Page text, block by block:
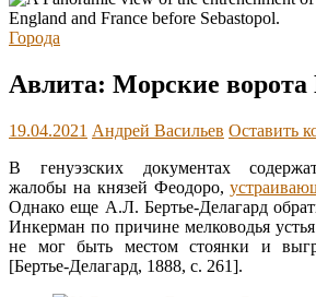
Города
Авлита: Морские ворота
19.04.2021 Андрей Васильев Оставить
В генуэзских документах
жалобы на князей Феодоро,
Однако еще А.Л. Бертье-Делагард
Инкерман по причине мелководья
не мог быть местом стоянки и
[Бертье-Делагард, 1888, с. 261].